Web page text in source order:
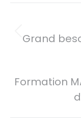
de
Grand
Formation